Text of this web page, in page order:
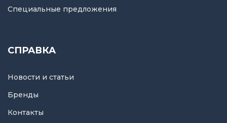
Специальные предложения
СПРАВКА
Новости и статьи
Бренды
Контакты